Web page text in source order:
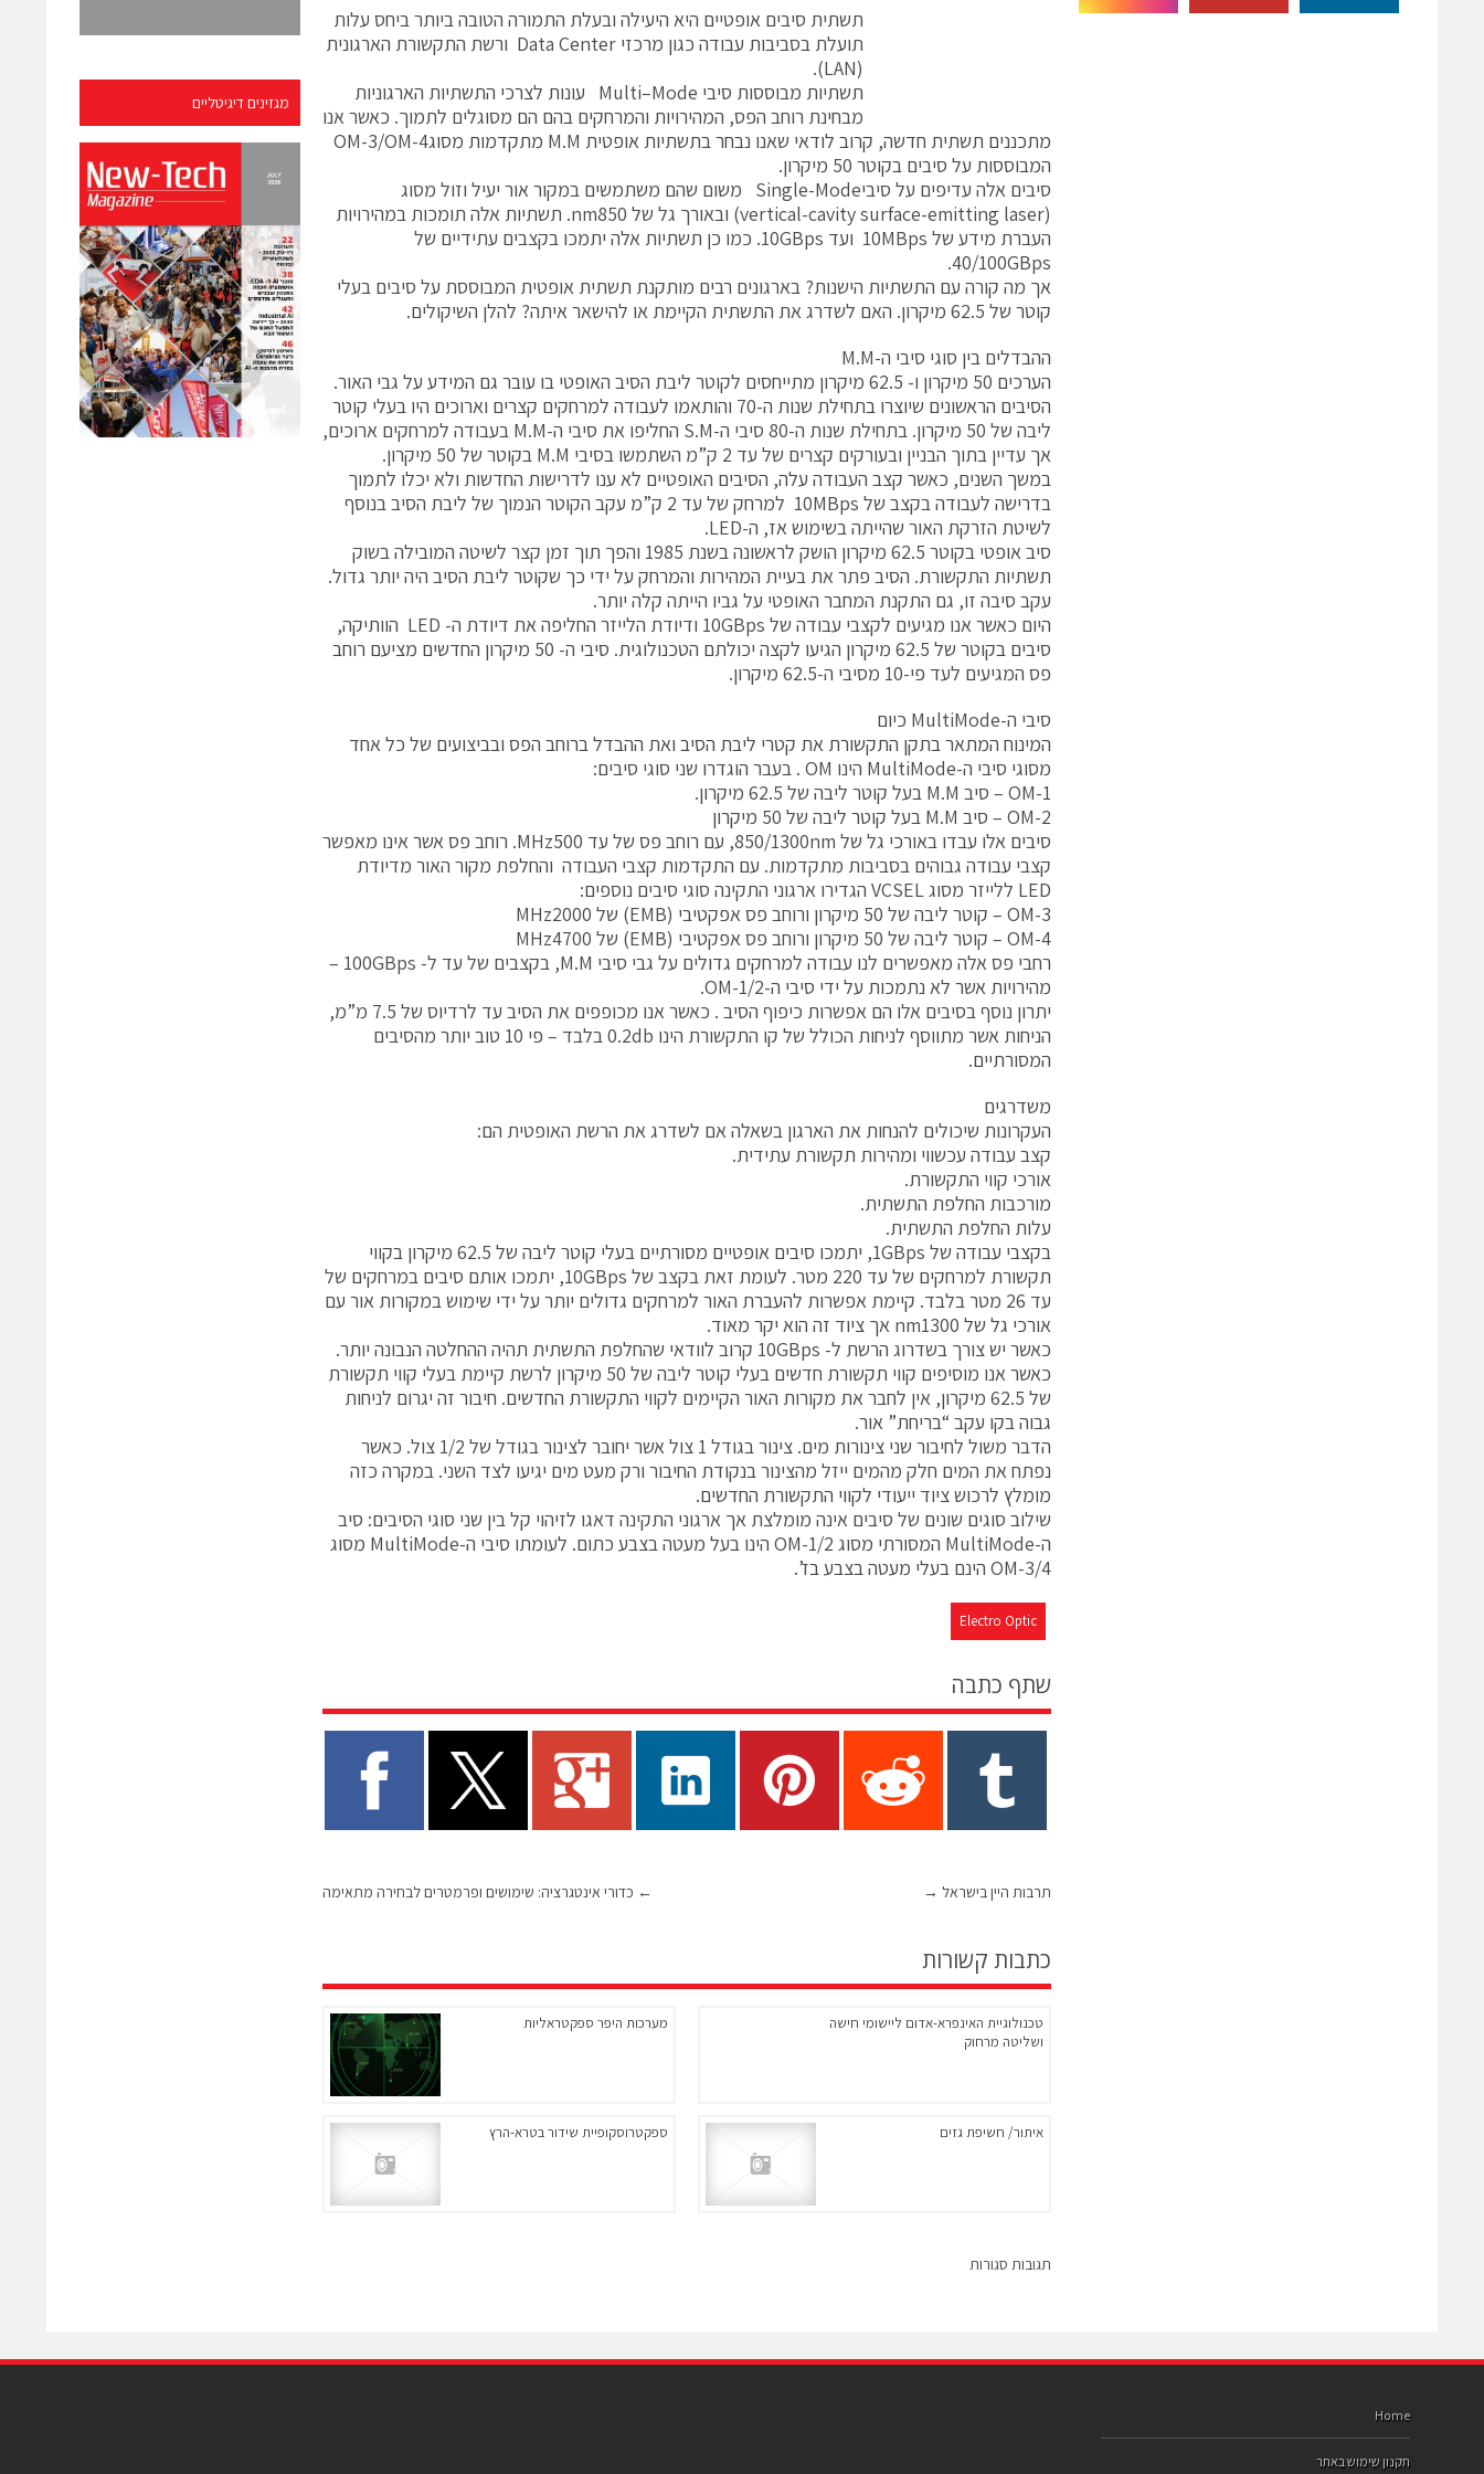
מגזינים דיגיטליים
תשתית סיבים אופטיים היא היעילה ובעלת התמורה הטובה ביותר ביחס עלות
תועלת בסביבות עבודה כגון מרכזי Data Center ורשת התקשורת הארגונית
(LAN).
תשתיות מבוססות סיבי Multi–Mode עונות לצרכי התשתיות הארגוניות
מבחינת רוחב הפס, המהירויות והמרחקים בהם הם מסוגלים לתמוך. כאשר אנו
המבוססות על סיבים בקוטר 50 מיקרון.
סיבים אלה עדיפים על סיביSingle-Mode משום שהם משתמשים במקור אור יעיל וזול מסוג
(vertical-cavity surface-emitting laser) ובאורך גל של nm850. תשתיות אלה תומכות במהירויות
העברת מידע של 10MBps ועד 10GBps. כמו כן תשתיות אלה יתמכו בקצבים עתידיים של
40/100GBps.
אך מה קורה עם התשתיות הישנות? בארגונים רבים מותקנת תשתית אופטית המבוססת על סיבים בעלי
קוטר של 62.5 מיקרון. האם לשדרג את התשתית הקיימת או להישאר איתה? להלן השיקולים.
ההבדלים בין סוגי סיבי ה-M.M
הערכים 50 מיקרון ו- 62.5 מיקרון מתייחסים לקוטר ליבת הסיב האופטי בו עובר גם המידע על גבי האור.
הסיבים הראשונים שיוצרו בתחילת שנות ה-70 והותאמו לעבודה למרחקים קצרים וארוכים היו בעלי קוטר
ליבה של 50 מיקרון. בתחילת שנות ה-80 סיבי ה-S.M החליפו את סיבי ה-M.M בעבודה למרחקים ארוכים,
אך עדיין בתוך הבניין ובעורקים קצרים של עד 2 ק”מ השתמשו בסיבי M.M בקוטר של 50 מיקרון.
במשך השנים, כאשר קצב העבודה עלה, הסיבים האופטיים לא ענו לדרישות החדשות ולא יכלו לתמוך
בדרישה לעבודה בקצב של 10MBps למרחק של עד 2 ק”מ עקב הקוטר הנמוך של ליבת הסיב בנוסף
לשיטת הזרקת האור שהייתה בשימוש אז, ה-LED.
סיב אופטי בקוטר 62.5 מיקרון הושק לראשונה בשנת 1985 והפך תוך זמן קצר לשיטה המובילה בשוק
תשתיות התקשורת. הסיב פתר את בעיית המהירות והמרחק על ידי כך שקוטר ליבת הסיב היה יותר גדול.
עקב סיבה זו, גם התקנת המחבר האופטי על גביו הייתה קלה יותר.
היום כאשר אנו מגיעים לקצבי עבודה של 10GBps ודיודת הלייזר החליפה את דיודת ה- LED הוותיקה,
סיבים בקוטר של 62.5 מיקרון הגיעו לקצה יכולתם הטכנולוגית. סיבי ה- 50 מיקרון החדשים מציעם רוחב
פס המגיעים לעד פי-10 מסיבי ה-62.5 מיקרון.
סיבי ה-MultiMode כיום
המינוח המתאר בתקן התקשורת את קטרי ליבת הסיב ואת ההבדל ברוחב הפס ובביצועים של כל אחד
מסוגי סיבי ה-MultiMode הינו OM . בעבר הוגדרו שני סוגי סיבים:
OM-1 – סיב M.M בעל קוטר ליבה של 62.5 מיקרון.
OM-2 – סיב M.M בעל קוטר ליבה של 50 מיקרון
סיבים אלו עבדו באורכי גל של 850/1300nm, עם רוחב פס של עד MHz500. רוחב פס אשר אינו מאפשר
קצבי עבודה גבוהים בסביבות מתקדמות. עם התקדמות קצבי העבודה והחלפת מקור האור מדיודת
LED ללייזר מסוג VCSEL הגדירו ארגוני התקינה סוגי סיבים נוספים:
OM-3 – קוטר ליבה של 50 מיקרון ורוחב פס אפקטיבי (EMB) של MHz2000
OM-4 – קוטר ליבה של 50 מיקרון ורוחב פס אפקטיבי (EMB) של MHz4700
רחבי פס אלה מאפשרים לנו עבודה למרחקים גדולים על גבי סיבי M.M, בקצבים של עד ל- 100GBps –
מהירויות אשר לא נתמכות על ידי סיבי ה-OM-1/2.
יתרון נוסף בסיבים אלו הם אפשרות כיפוף הסיב . כאשר אנו מכופפים את הסיב עד לרדיוס של 7.5 מ”מ,
הניחות אשר מתווסף לניחות הכולל של קו התקשורת הינו 0.2db בלבד – פי 10 טוב יותר מהסיבים
המסורתיים.
משדרגים
העקרונות שיכולים להנחות את הארגון בשאלה אם לשדרג את הרשת האופטית הם:
קצב עבודה עכשווי ומהירות תקשורת עתידית.
אורכי קווי התקשורת.
מורכבות החלפת התשתית.
עלות החלפת התשתית.
בקצבי עבודה של 1GBps, יתמכו סיבים אופטיים מסורתיים בעלי קוטר ליבה של 62.5 מיקרון בקווי
תקשורת למרחקים של עד 220 מטר. לעומת זאת בקצב של 10GBps, יתמכו אותם סיבים במרחקים של
עד 26 מטר בלבד. קיימת אפשרות להעברת האור למרחקים גדולים יותר על ידי שימוש במקורות אור עם
אורכי גל של nm1300 אך ציוד זה הוא יקר מאוד.
כאשר יש צורך בשדרוג הרשת ל- 10GBps קרוב לוודאי שהחלפת התשתית תהיה ההחלטה הנבונה יותר.
כאשר אנו מוסיפים קווי תקשורת חדשים בעלי קוטר ליבה של 50 מיקרון לרשת קיימת בעלי קווי תקשורת
של 62.5 מיקרון, אין לחבר את מקורות האור הקיימים לקווי התקשורת החדשים. חיבור זה יגרום לניחות
גבוה בקו עקב “בריחת” אור.
הדבר משול לחיבור שני צינורות מים. צינור בגודל 1 צול אשר יחובר לצינור בגודל של 1/2 צול. כאשר
נפתח את המים חלק מהמים ייזל מהצינור בנקודת החיבור ורק מעט מים יגיעו לצד השני. במקרה כזה
מומלץ לרכוש ציוד ייעודי לקווי התקשורת החדשים.
שילוב סוגים שונים של סיבים אינה מומלצת אך ארגוני התקינה דאגו לזיהוי קל בין שני סוגי הסיבים: סיב
ה-MultiMode המסורתי מסוג OM-1/2 הינו בעל מעטה בצבע כתום. לעומתו סיבי ה-MultiMode מסוג
OM-3/4 הינם בעלי מעטה בצבע בז’.
Electro Optic
שתף כתבה
← כדורי אינטגרציה: שימושים ופרמטרים לבחירה מתאימה תרבות היין בישראל →
כתבות קשורות
מערכות היפר ספקטראליות
טכנולוגיית האינפרא-אדום ליישומי חישה
ושליטה מרחוק
ספקטרוסקופיית שידור בטרא-הרץ איתור/ חשיפת גזים
תגובות סגורות
Home
תקנון שימוש באתר